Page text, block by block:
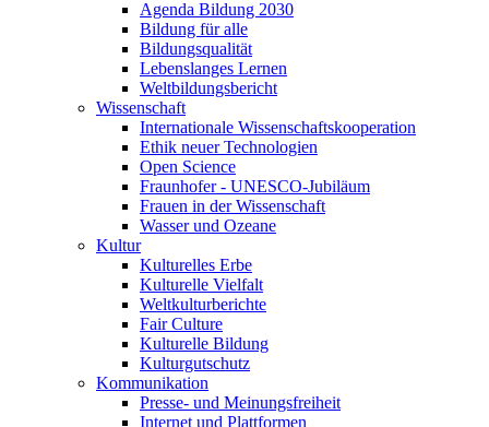
Agenda Bildung 2030
Bildung für alle
Bildungsqualität
Lebenslanges Lernen
Weltbildungsbericht
Wissenschaft
Internationale Wissenschaftskooperation
Ethik neuer Technologien
Open Science
Fraunhofer - UNESCO-Jubiläum
Frauen in der Wissenschaft
Wasser und Ozeane
Kultur
Kulturelles Erbe
Kulturelle Vielfalt
Weltkulturberichte
Fair Culture
Kulturelle Bildung
Kulturgutschutz
Kommunikation
Presse- und Meinungsfreiheit
Internet und Plattformen